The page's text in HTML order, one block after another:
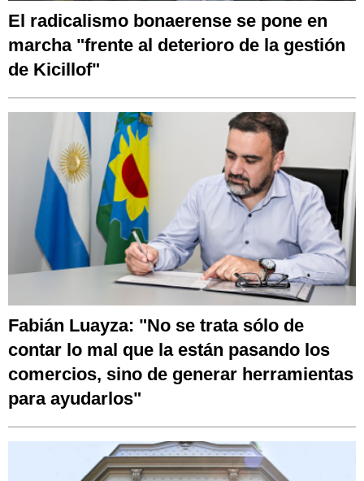
El radicalismo bonaerense se pone en
marcha "frente al deterioro de la gestión
de Kicillof"
Fabián Luayza: "No se trata sólo de
contar lo mal que la están pasando los
comercios, sino de generar herramientas
para ayudarlos"